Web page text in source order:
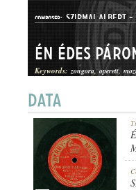
COMPOSER: SZIRMAI ALBERT-
KERINGŐ
Én édes
Keywords: zongora operett